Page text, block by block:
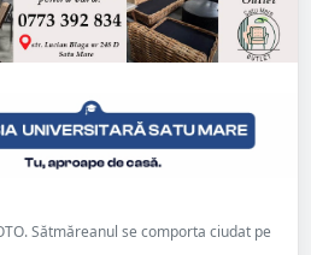
Sătmăreanul se comporta ciudat pe